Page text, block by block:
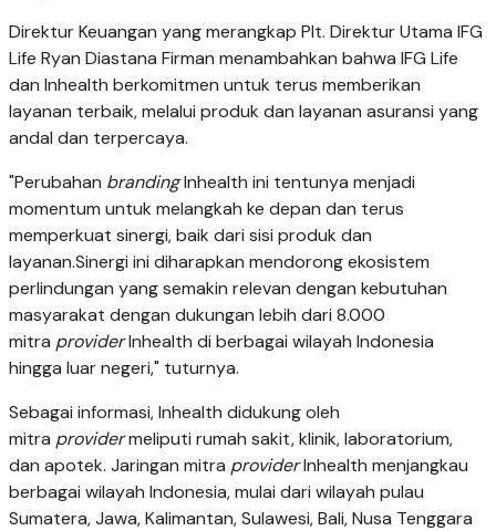
Direktur Keuangan yang merangkap Plt. Direktur Utama IFG
Life Ryan Diastana Firman menambahkan bahwa IFG Life
dan Inhealth berkomitmen untuk terus memberikan
layanan terbaik, melalui produk dan layanan asuransi yang
andal dan terpercaya.
"Perubahan brandingInhealth ini tentunya menjadi
momentum untuk melangkah ke depan dan terus
memperkuat sinergi, baik dari sisi produk dan
layanan.Sinergi ini diharapkan mendorong ekosistem
perlindungan yang semakin relevan dengan kebutuhan
masyarakat dengan dukungan lebih dari 8.000
mitra providerInhealth di berbagai wilayah Indonesia
hingga luar negeri," tuturnya.
Sebagai informasi, Inhealth didukung oleh
mitra providermeliputi rumah sakit, klinik, laboratorium,
dan apotek. Jaringan mitra providerInhealth menjangkau
berbagai wilayah Indonesia, mulai dari wilayah pulau
Sumatera, Jawa, Kalimantan, Sulawesi, Bali, Nusa Tenggara